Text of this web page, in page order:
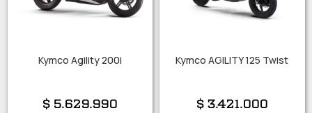
Kymco Agility 200i
$5.629.990
Kymco AGILITY 125 Twist
$3.421.000